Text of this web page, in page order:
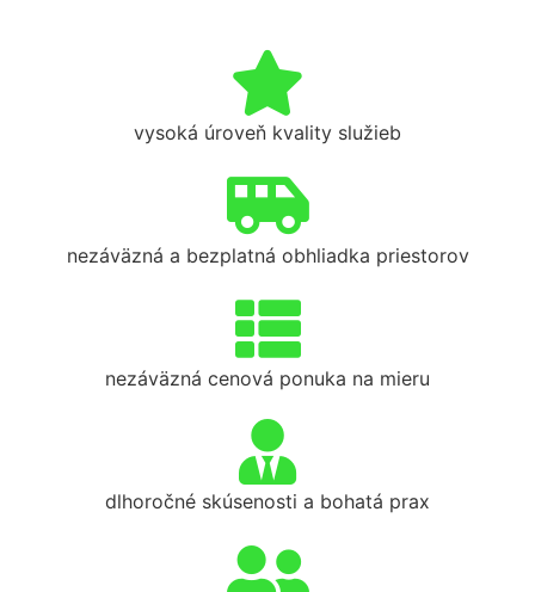
vysoká úroveň kvality služieb
nezáväzná a bezplatná obhliadka priestorov
nezáväzná cenová ponuka na mieru
dlhoročné skúsenosti a bohatá prax